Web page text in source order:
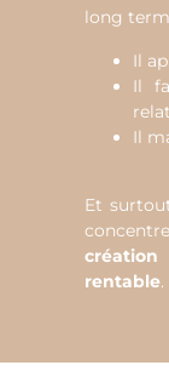
long
Il
Il
Il
Et
rentable.